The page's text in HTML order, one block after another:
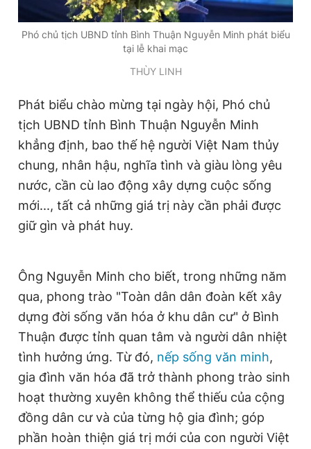
Phó chủ tịch UBND tỉnh Bình Thuận Nguyễn Minh phát biểu
tại lễ khai mạc
THÙY LINH
Phát biểu chào mừng tại ngày hội, Phó chủ
tịch UBND tỉnh Bình Thuận Nguyễn Minh
khẳng định, bao thế hệ người Việt Nam thủy
chung, nhân hậu, nghĩa tình và giàu lòng yêu
nước, cần cù lao động xây dựng cuộc sống
mới..., tất cả những giá trị này cần phải được
giữ gìn và phát huy.
Ông Nguyễn Minh cho biết, trong những năm
qua, phong trào "Toàn dân dân đoàn kết xây
dựng đời sống văn hóa ở khu dân cư" ở Bình
Thuận được tỉnh quan tâm và người dân nhiệt
tình hưởng ứng. Từ đó, nếp sống văn minh,
gia đình văn hóa đã trở thành phong trào sinh
hoạt thường xuyên không thể thiếu của cộng
đồng dân cư và của từng hộ gia đình; góp
phần hoàn thiện giá trị mới của con người Việt